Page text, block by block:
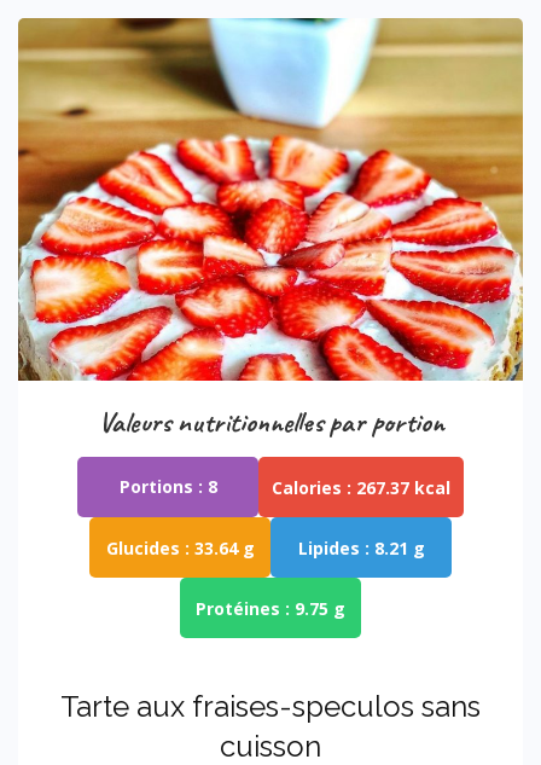
Valeurs nutritionnelles par portion
Portions : 8 Calories : 267.37 kcal
Glucides : 33.64 g Lipides : 8.21 g
Protéines : 9.75 g
tarte aux fraises-speculos sans
cuisson